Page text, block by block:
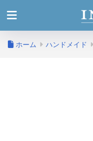
ホーム ハンドメイド